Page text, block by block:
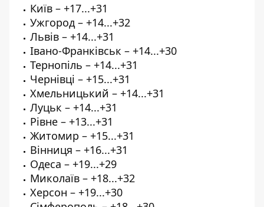
Київ – +17...+31
Ужгород – +14...+32
Львів – +14...+31
Івано-Франківськ – +14...+30
Тернопіль – +14...+31
Чернівці – +15...+31
Хмельницький – +14...+31
Луцьк – +14...+31
Рівне – +13...+31
Житомир – +15...+31
Вінниця – +16...+31
Одеса – +19...+29
Миколаїв – +18...+32
Херсон – +19...+30